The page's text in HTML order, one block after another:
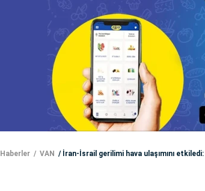
Haberler VAN İran-İsrail gerilimi hava ulaşımını